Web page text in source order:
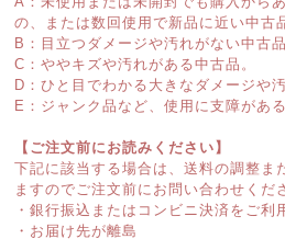
の、または数回使用で新品に近い中古
B：目立つダメージや汚れがない中古品
C：ややキズや汚れがある中古品。
D：ひと目でわかる大きなダメージや
E：ジャンク品など、使用に支障があ
【ご注文前にお読みください】
下記に該当する場合は、送料の調整ま
ますのでご注文前にお問い合わせくだ
・銀行振込またはコンビニ決済をご利
・お届け先が離島